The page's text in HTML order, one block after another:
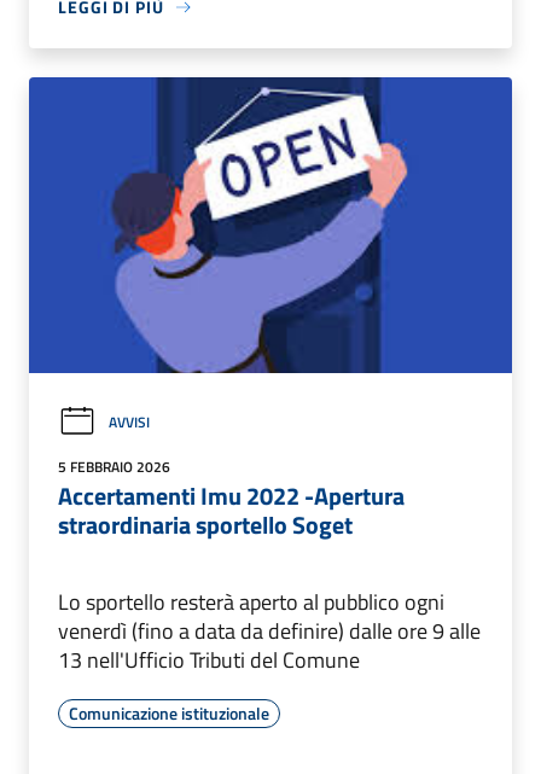
LEGGI DI PIÙ
AVVISI
5 FEBBRAIO 2026
Accertamenti Imu 2022 -Apertura
straordinaria sportello Soget
Lo sportello resterà aperto al pubblico ogni
venerdì (fino a data da definire) dalle ore 9 alle
13 nell'Ufficio Tributi del Comune
Comunicazione istituzionale